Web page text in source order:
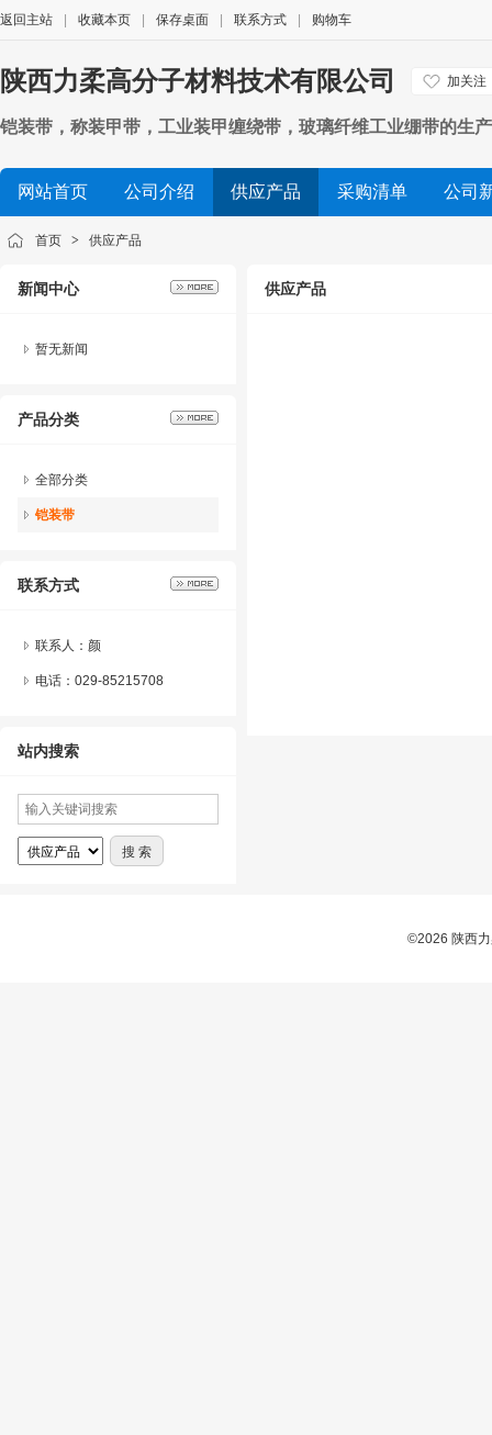
返回主站 收藏本页 保存桌面 联系方式 购物车
陕西力柔高分子材料技术有限公司 加关注
铠装带，称装甲带，工业装甲缠绕带，玻璃纤维工业绷带的生
网站首页 公司介绍 供应产品 采购清单 公司
首页 > 供应产品
新闻中心
暂无新闻
产品分类
全部分类
铠装带
联系方式
联系人：颜
电话：029-85215708
站内搜索
供应产品
©2026 陕西